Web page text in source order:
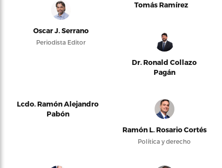
Oscar J. Serrano
Periodista Editor
Tomás Ramírez
Dr. Ronald Collazo
Pagán
Lcdo. Ramón Alejandro
Pabón
Ramón L. Rosario Cortés
Política y derecho